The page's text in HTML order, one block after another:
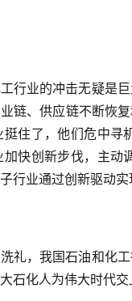
行业的冲击无疑是
链、供应链不断恢
住了，他们危中
快创新步伐，主
行业通过创新驱动
礼，我国石油和化
石化人为伟大时代